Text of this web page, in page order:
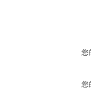
您
您